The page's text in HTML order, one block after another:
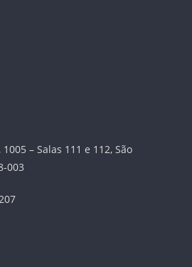
– Salas 111 e 112, São
003